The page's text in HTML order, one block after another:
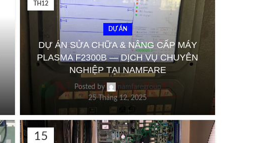
TH12
DỰ ÁN
DỰ ÁN SỬA CHỮA & NÂNG CẤP MÁY
PLASMA F2300B — DỊCH VỤ CHUYÊN
NGHIỆP TẠI NAMFARE
Posted by
namfaregroup
25 Tháng 12, 2025
15